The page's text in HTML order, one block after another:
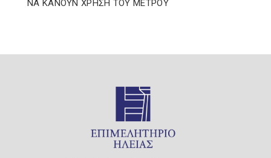
ΝΑ ΚΑΝΟΥΝ ΧΡΗΣΗ ΤΟΥ ΜΕΤΡΟΥ